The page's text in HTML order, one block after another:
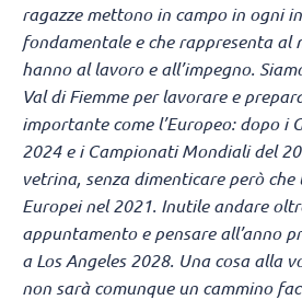
ragazze mettono in campo in ogni
fondamentale e che rappresenta al
hanno al lavoro e all’impegno.
Val di Fiemme per lavorare e
importante come l’Europeo: dopo i
2024 e i Campionati Mondiali del
vetrina, senza dimenticare però
Europei nel 2021. Inutile andare
appuntamento e pensare all’anno
a Los Angeles 2028. Una cosa alla
non sarà comunque un cammino